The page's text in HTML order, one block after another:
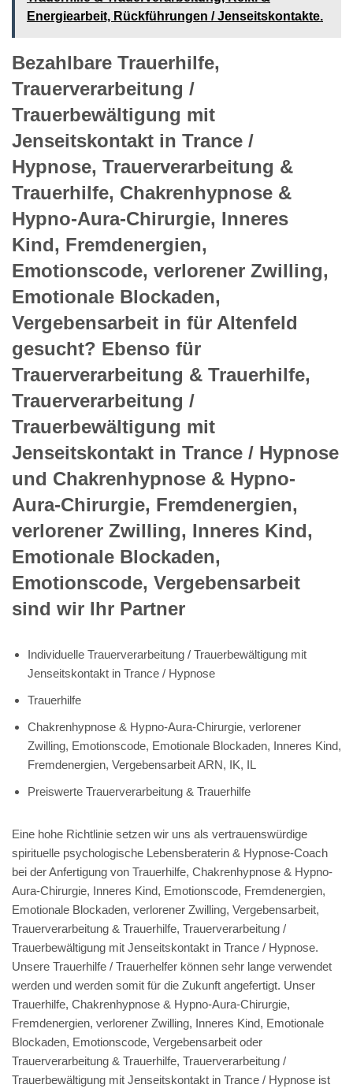
Energiearbeit, Rückführungen / Jenseitskontakte.
Bezahlbare Trauerhilfe,
Trauerverarbeitung /
Trauerbewältigung mit
Jenseitskontakt in Trance /
Hypnose, Trauerverarbeitung &
Trauerhilfe, Chakrenhypnose &
Hypno-Aura-Chirurgie, Inneres
Kind, Fremdenergien,
Emotionscode, verlorener Zwilling,
Emotionale Blockaden,
Vergebensarbeit in für Altenfeld
gesucht? Ebenso für
Trauerverarbeitung & Trauerhilfe,
Trauerverarbeitung /
Trauerbewältigung mit
Jenseitskontakt in Trance / Hypnose
und Chakrenhypnose & Hypno-
Aura-Chirurgie, Fremdenergien,
verlorener Zwilling, Inneres Kind,
Emotionale Blockaden,
Emotionscode, Vergebensarbeit
sind wir Ihr Partner
Individuelle Trauerverarbeitung / Trauerbewältigung mit
Jenseitskontakt in Trance / Hypnose
Trauerhilfe
Chakrenhypnose & Hypno-Aura-Chirurgie, verlorener
Zwilling, Emotionscode, Emotionale Blockaden, Inneres Kind,
Fremdenergien, Vergebensarbeit ARN, IK, IL
Preiswerte Trauerverarbeitung & Trauerhilfe
Eine hohe Richtlinie setzen wir uns als vertrauenswürdige
spirituelle psychologische Lebensberaterin & Hypnose-Coach
bei der Anfertigung von Trauerhilfe, Chakrenhypnose & Hypno-
Aura-Chirurgie, Inneres Kind, Emotionscode, Fremdenergien,
Emotionale Blockaden, verlorener Zwilling, Vergebensarbeit,
Trauerverarbeitung & Trauerhilfe, Trauerverarbeitung /
Trauerbewältigung mit Jenseitskontakt in Trance / Hypnose.
Unsere Trauerhilfe / Trauerhelfer können sehr lange verwendet
werden und werden somit für die Zukunft angefertigt. Unser
Trauerhilfe, Chakrenhypnose & Hypno-Aura-Chirurgie,
Fremdenergien, verlorener Zwilling, Inneres Kind, Emotionale
Blockaden, Emotionscode, Vergebensarbeit oder
Trauerverarbeitung & Trauerhilfe, Trauerverarbeitung /
Trauerbewältigung mit Jenseitskontakt in Trance / Hypnose ist